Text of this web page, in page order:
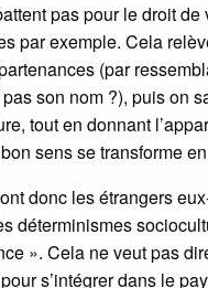
pas pour le droit
par exemple. Cela
(par
son nom ?), puis on
tout en donnant
sens se transforme
donc les étrangers
déterminismes
». Cela ne veut pas
s’intégrer dans le